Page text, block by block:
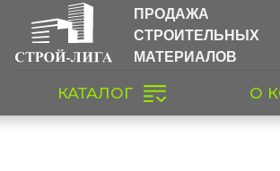
ПРОДАЖА
СТРОИТЕЛЬНЫХ
МАТЕРИАЛОВ
КАТАЛОГ О